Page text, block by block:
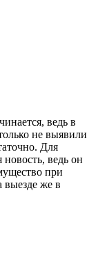
ведь в
не выявили
Для
ведь он
при
выезде же в